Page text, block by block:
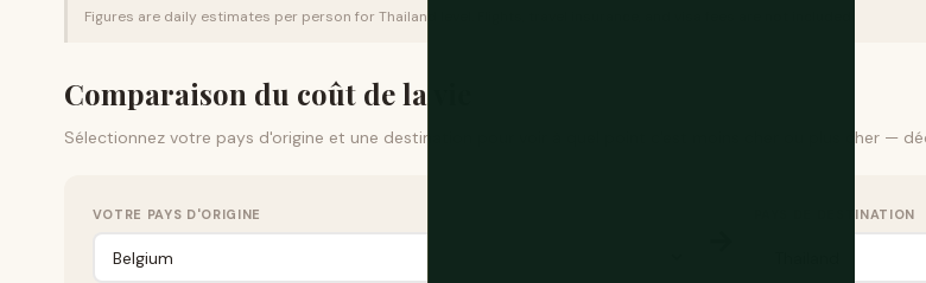
Figures are daily estimates per person for Thailand level. Flights, travel insurance, and visa fees are not included.
Comparaison du coût de la vie
Sélectionnez votre pays d'origine et une destination pour voir à quel point c'est moins cher ou plus cher —
VOTRE PAYS D'ORIGINE PAYS DE DESTINATION